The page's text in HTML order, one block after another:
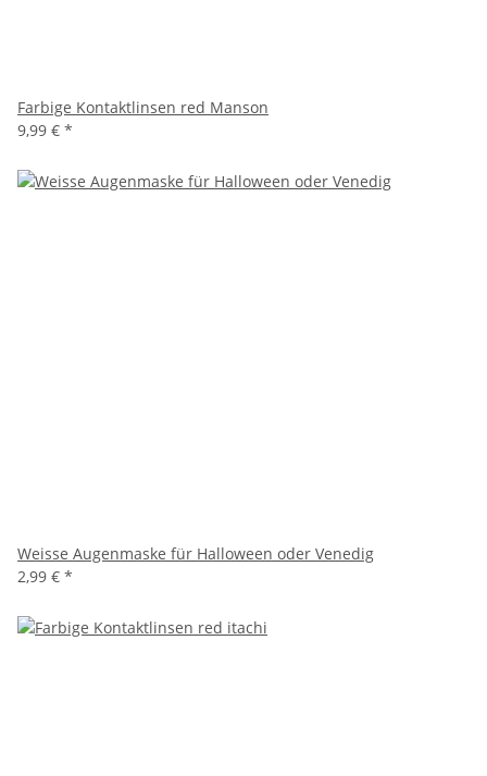
Farbige Kontaktlinsen red Manson
9,99 € *
Weisse Augenmaske für Halloween oder Venedig
2,99 € *